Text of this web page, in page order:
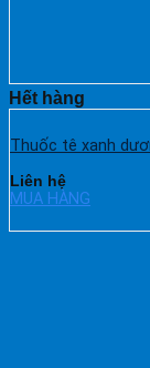
Hết hàng
Thuốc tê xanh
Liên hệ
MUA HÀNG